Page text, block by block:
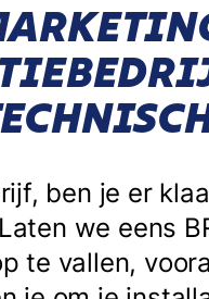
ben je er
we eens
te vallen,